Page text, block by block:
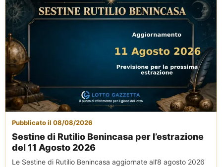
Pubblicato il 08/08/2026
Sestine di Rutilio Benincasa per l’estrazione
del 11 Agosto 2026
Le Sestine di Rutilio Benincasa aggiornate all’8 agosto 2026